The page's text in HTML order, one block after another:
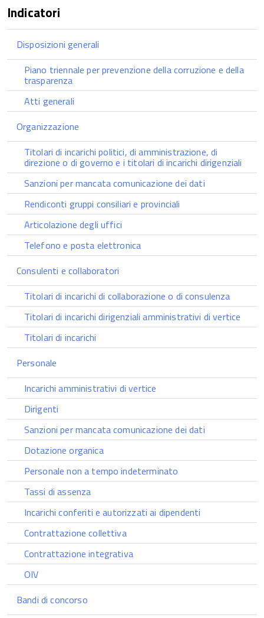
Indicatori
Disposizioni generali
Piano triennale per prevenzione della corruzione e della
trasparenza
Atti generali
Organizzazione
Titolari di incarichi politici, di amministrazione, di
direzione o di governo e i titolari di incarichi dirigenziali
Sanzioni per mancata comunicazione dei dati
Rendiconti gruppi consiliari e provinciali
Articolazione degli uffici
Telefono e posta elettronica
Consulenti e collaboratori
Titolari di incarichi di collaborazione o di consulenza
Titolari di incarichi dirigenziali amministrativi di vertice
Titolari di incarichi
Personale
Incarichi amministrativi di vertice
Dirigenti
Sanzioni per mancata comunicazione dei dati
Dotazione organica
Personale non a tempo indeterminato
Tassi di assenza
Incarichi conferiti e autorizzati ai dipendenti
Contrattazione collettiva
Contrattazione integrativa
OIV
Bandi di concorso